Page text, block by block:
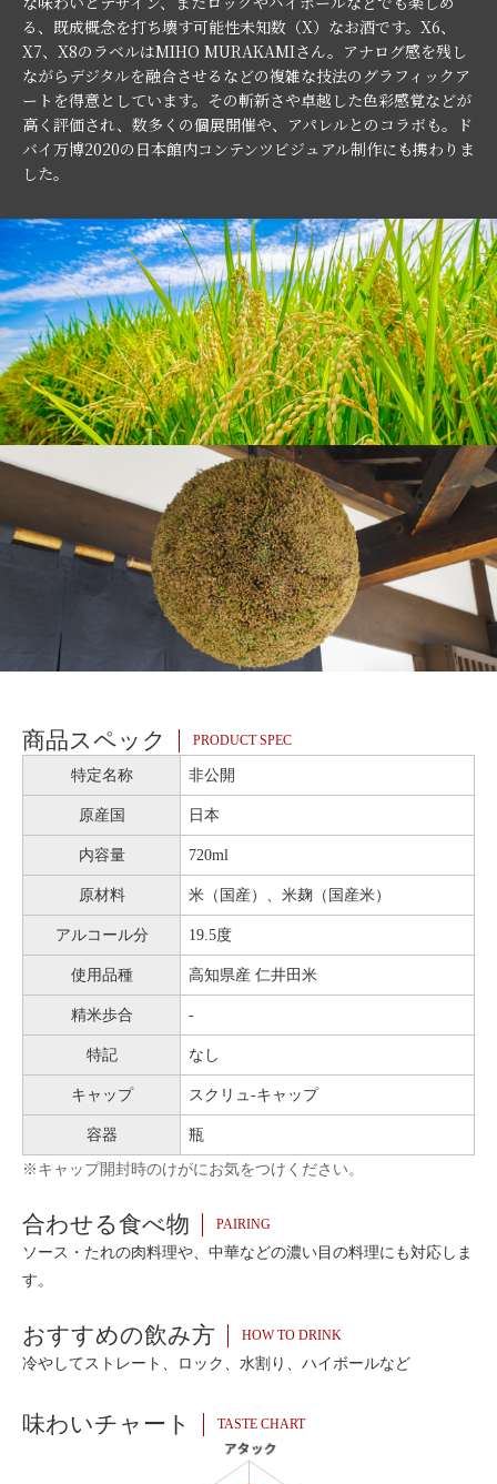
る、既成概念を打ち壊す可能性未知数（X）なお酒です。X6、
X7、X8のラベルはMIHO MURAKAMIさん。アナログ感を残し
ながらデジタルを融合させるなどの複雑な技法のグラフィックア
ートを得意としています。その斬新さや卓越した色彩感覚などが
高く評価され、数多くの個展開催や、アパレルとのコラボも。ド
バイ万博2020の日本館内コンテンツビジュアル制作にも携わりま
した。
商品スペック PRODUCT SPEC
特定名称 非公開
原産国 日本
内容量 720ml
原材料 米（国産）、米麹（国産米）
アルコール分 19.5度
使用品種 高知県産 仁井田米
精米歩合 -
特記 なし
キャップ スクリュ-キャップ
容器 瓶
※キャップ開封時のけがにお気をつけください。
合わせる食べ物 PAIRING
ソース・たれの肉料理や、中華などの濃い目の料理にも対応しま
す。
おすすめの飲み方 HOW TO DRINK
冷やしてストレート、ロック、水割り、ハイボールなど
味わいチャート TASTE CHART